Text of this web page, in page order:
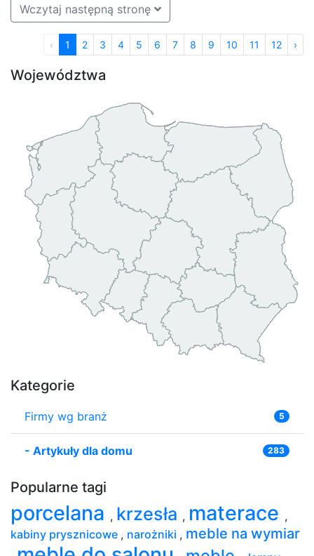
Wczytaj następną stronę
‹ 1 2 3 4 5 6 7 8 9 10 11 12 ›
Województwa
Kategorie
Firmy wg branż 5
- Artykuły dla domu 283
Popularne tagi
porcelana , krzesła , materace ,
kabiny prysznicowe , narożniki , meble na wymiar